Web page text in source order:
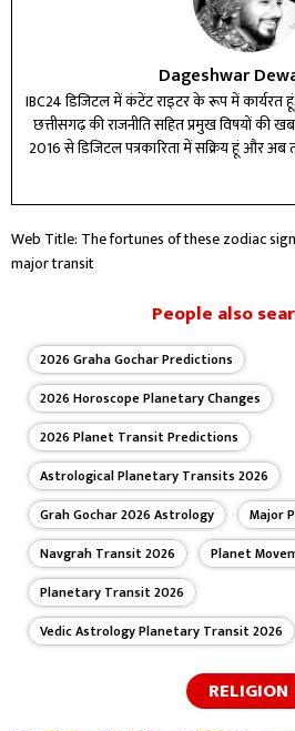
Dageshwar
IBC24 डिजिटल में कंटेंट राइटर के रूप में कार्यरत
छत्तीसगढ़ की राजनीति सहित प्रमुख विषयों की
2016 से डिजिटल पत्रकारिता में सक्रिय हूं और अब
है। विभिन्न प्रतिष्ठित मीडिया संस्थानों में कार्य
खुद को लगातार अपडेट कर, कंटेंट की गुणवत्ता
Web Title: The fortunes of these zodiac
major transit
People also
2026 Graha Gochar Predictions
2026 Horoscope Planetary Changes
2026 Planet Transit Predictions
Astrological Planetary Transits 2026
Grah Gochar 2026 Astrology
Major
Navgrah Transit 2026
Planet
Planetary Transit 2026
Vedic Astrology Planetary Transit 2026
RELIGION